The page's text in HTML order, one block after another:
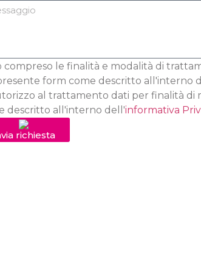
compreso le finalità e modalità di
form come descritto all'interno
al trattamento dati per finalità di
descritto all'interno dell'informativa
richiesta